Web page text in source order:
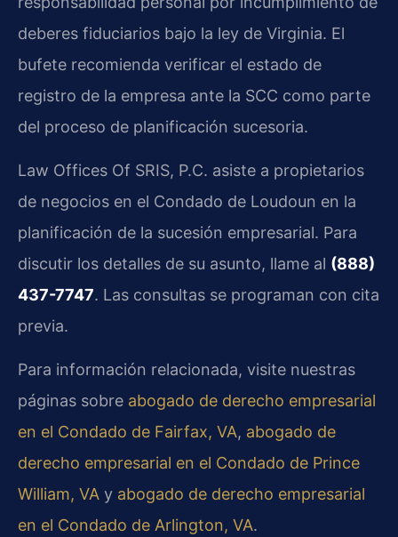
deberes fiduciarios bajo la ley de Virginia. El
bufete recomienda verificar el estado de
registro de la empresa ante la SCC como parte
del proceso de planificación sucesoria.
Law Offices Of SRIS, P.C. asiste a propietarios
de negocios en el Condado de Loudoun en la
planificación de la sucesión empresarial. Para
discutir los detalles de su asunto, llame al (888)
437-7747. Las consultas se programan con cita
previa.
Para información relacionada, visite nuestras
páginas sobre abogado de derecho empresarial
en el Condado de Fairfax, VA, abogado de
derecho empresarial en el Condado de Prince
William, VA y abogado de derecho empresarial
en el Condado de Arlington, VA.